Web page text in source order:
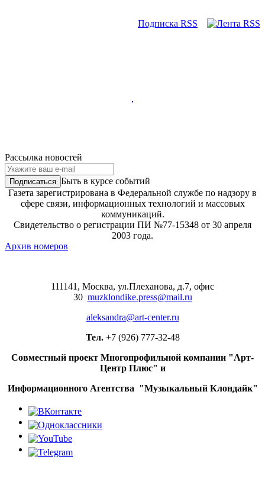
Подписка RSS
Рассылка новостей
Быть в курсе событий
Газета зарегистрирована в Федеральной службе по надзору в
сфере связи, информационных технологий и массовых
коммуникаций.
Свидетельство о регистрации ПИ №77-15348 от 30 апреля
2003 года.
Архив номеров
111141, Москва, ул.Плеханова, д.7, офис
30 muzklondike.press@mail.ru
aleksandra@art-center.ru
Тел. +7 (926) 777-32-48
Совместный проект Многопрофильной компании "Арт-
Центр Плюс" и
Информационного Агентства "Музыкальный Клондайк"